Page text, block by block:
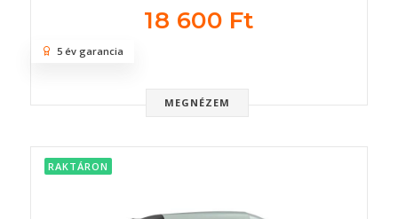
18 600 Ft
MEGNÉZEM
5 év garancia
RAKTÁRON